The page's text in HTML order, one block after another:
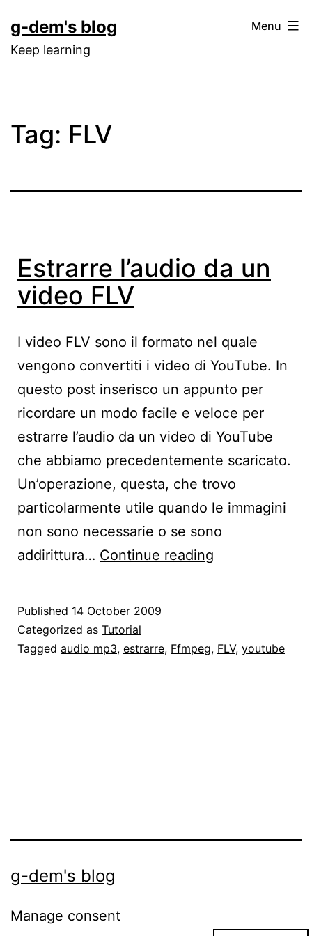
to
content
g-dem's blog
Keep learning
Menu
Tag: FLV
Estrarre l’audio da un
video FLV
I video FLV sono il formato nel quale
vengono convertiti i video di YouTube. In
questo post inserisco un appunto per
ricordare un modo facile e veloce per
estrarre l’audio da un video di YouTube
che abbiamo precedentemente scaricato.
Un’operazione, questa, che trovo
particolarmente utile quando le immagini
non sono necessarie o se sono
addirittura… Continue reading
video
Published 14 October 2009
Categorized as Tutorial
Tagged audio mp3, estrarre, Ffmpeg, FLV, youtube
g-dem's blog
Manage consent